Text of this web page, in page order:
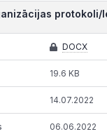
protokoli/
DOCX
19.6 KB
14.07.2022
06.06.2022